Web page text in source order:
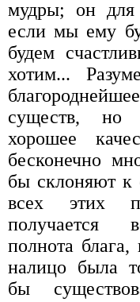
мудры; он для
если мы ему
будем
хотим...
существ, но
хорошее
бесконечно
бы склоняют к
всех этих
получается
полнота
налицо была
бы